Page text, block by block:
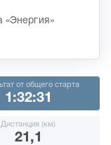
«Энергия»
от общего старта
1:32:31
Дистанция (км)
21,1